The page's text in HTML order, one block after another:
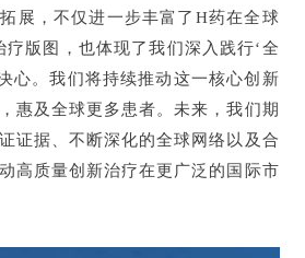
展，不仅进一步丰富了H药在全球
的治疗版图，也体现了我们深入践行‘全
心。我们将持续推动这一核心创新
惠及全球更多患者。未来，我们期
证据、不断深化的全球网络以及合
高质量创新治疗在更广泛的国际市